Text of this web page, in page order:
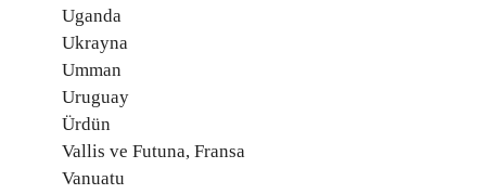
Uganda
Ukrayna
Umman
Uruguay
Ürdün
Vallis ve Futuna, Fransa
Vanuatu